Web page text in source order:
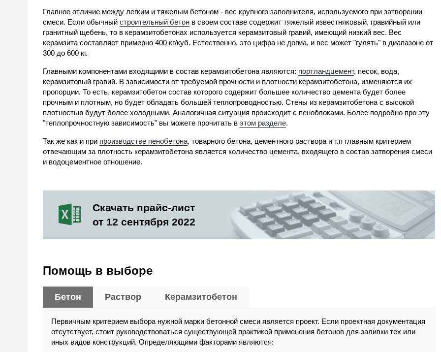
Главное отличие между легким и тяжелым бетоном - вес крупного заполнителя, используемого при затворении
смеси. Если обычный строительный бетон в своем составе содержит тяжелый известняковый, гравийный или
гранитный щебень, то в керамзитобетонах используется керамзитовый гравий, имеющий низкий вес. Вес
керамзита составляет примерно 400 кг/куб. Естественно, это цифра не догма, и вес может "гулять" в диапазоне от
300 до 600 кг.
Главными компонентами входящими в состав керамзитобетона являются: портландцемент, песок, вода,
керамзитовый гравий. В зависимости от требуемой прочности и плотности керамзитобетона, изменяются их
пропорции. То есть, керамзитобетон состав которого содержит большее количество цемента будет более
прочным и плотным, но будет обладать большей теплопроводностью. Стены из керамзитобетона с высокой
плотностью будут более холодными. Аналогичная ситуация происходит с пеноблоками. Более подробно про эту
"теплопрочностную зависимость" вы можете прочитать в этом разделе.
Так же как и при производстве пенобетона, товарного бетона, цементного раствора и т.п главным критерием
отвечающим за плотность керамзитобетона является количество цемента, входящего в состав затворения смеси
и водоцементное отношение.
Скачать прайс-лист
от 12 сентября 2022
Помощь в выборе
Бетон Раствор Керамзитобетон
Первичным критерием выбора нужной марки бетонной смеси является проект. Если проектная документация
отсутствует, стоит руководствоваться существующей практикой применения бетонов для заливки тех или
иных видов конструкций. Определяющими факторами являются: